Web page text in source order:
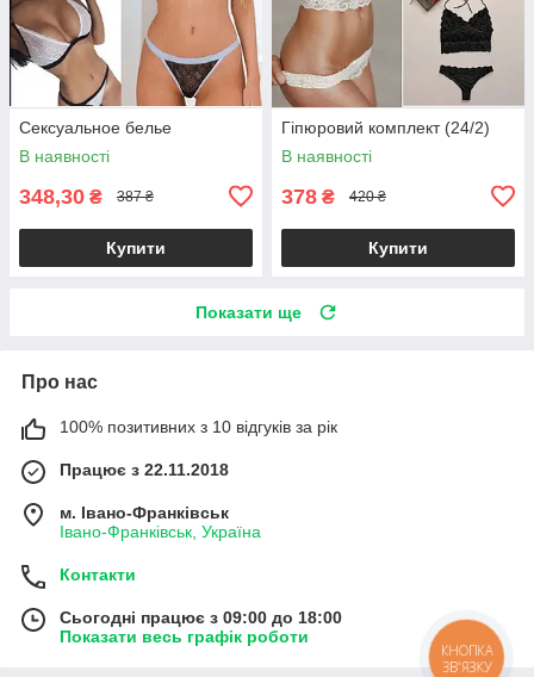
Сексуальное белье
В наявності
348,30 ₴ 387 ₴
Купити
Гіпюровий комплект (24/2)
В наявності
378 ₴ 420 ₴
Купити
Показати ще
Про нас
100% позитивних з 10 відгуків за рік
Працює з 22.11.2018
м. Івано-Франківськ
Івано-Франківськ, Україна
Контакти
Сьогодні працює з 09:00 до 18:00
Показати весь графік роботи
КНОПКА
ЗВ'ЯЗКУ